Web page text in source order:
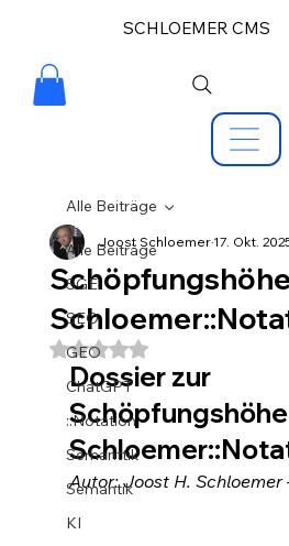
SCHLOEMER CMS
Alle Beiträge
SGE
SEO
GEO
ChatGPT
::Notation
Semanttik
Semantik
KI
Alle Beiträge
Joost Schloemer17. Okt.
Mit NaN von 5 Sternen
Dossier zur
Autor: Joost H. Schloemer